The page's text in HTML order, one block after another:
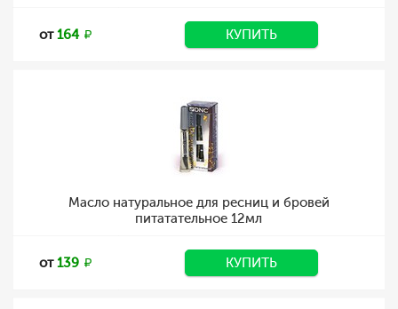
от164 КУПИТЬ
Масло натуральное для ресниц и бровей
питатательное 12мл
от139 КУПИТЬ